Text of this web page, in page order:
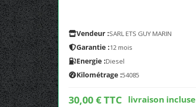
Vendeur :SARL ETS GUY MARIN
Garantie :12 mois
Energie :Diesel
Kilométrage :54085
30,00 € TTC livraison incluse